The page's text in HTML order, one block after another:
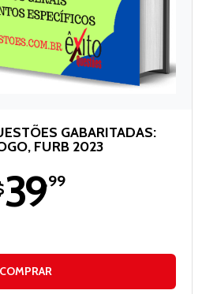
GABARITADAS:
FURB 2023
39,99
COMPRAR